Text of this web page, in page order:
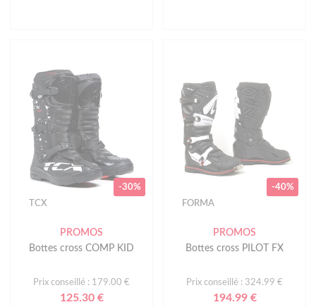
-30%
TCX
PROMOS
Bottes cross COMP KID
Prix conseillé : 179.00 €
125.30 €
-40%
FORMA
PROMOS
Bottes cross PILOT FX
Prix conseillé : 324.99 €
194.99 €